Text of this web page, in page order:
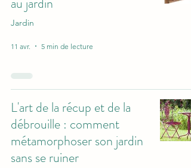
Jardin
11 avr. 5 min de lecture
L'art de la récup et de la
débrouille : comment
métamorphoser son jardin
sans se ruiner